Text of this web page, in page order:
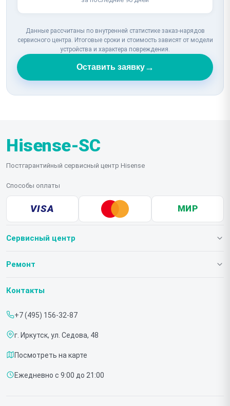
Данные рассчитаны по внутренней статистике заказ-нарядов
сервисного центра. Итоговые сроки и стоимость зависят от модели
устройства и характера повреждения.
Оставить заявку→
Hisense-SC
Постгарантийный сервисный центр Hisense
Способы оплаты
VISA МИР
Сервисный центр
О нашем сервисе
Срочный ремонт
Доставка и способы оплаты
Диагностика
Контакты
Ремонт
Телевизоров
Контакты
+7 (495) 156-32-87
г. Иркутск, ул. Седова, 48
Посмотреть на карте
Ежедневно с 9:00 до 21:00